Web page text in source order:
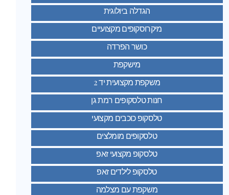
הגדלה ביולוגית
מיקרוסקופים מקצועיים
כושר הפרדה
מישקפת
משקפת מקצועית יד 2
חנות טלסקופים רמת גן
טלסקופ כוכבים מקצועי
טלסקופים מומלצים
טלסקופ מקצועי זאפ
טלסקופ לילדים זאפ
משקפת עם מצלמה